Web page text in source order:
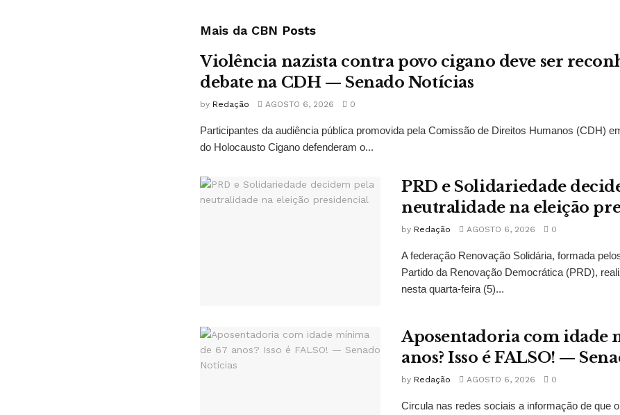
Mais da CBN Posts
Violência nazista contra povo cigano deve ser
debate na CDH — Senado Notícias
by Redação AGOSTO 6, 2026 0
Participantes da audiência pública promovida pela Comissão de Direitos Humanos (CDH)
do Holocausto Cigano defenderam o...
PRD e Solidariedade
neutralidade na eleição
by Redação AGOSTO 6, 2026 0
A federação Renovação Solidária, formada
Partido da Renovação Democrática (PRD),
nesta quarta-feira (5)...
Aposentadoria com idade
anos? Isso é FALSO! —
by Redação AGOSTO 6, 2026 0
Circula nas redes sociais a informação de que